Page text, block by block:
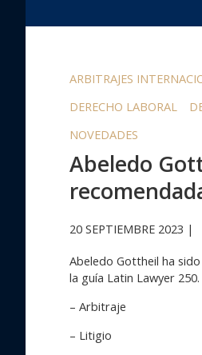
ARBITRAJES
DERECHO LABORAL
NOVEDADES
Abeledo
20 SEPTIEMBRE 2023 |
Abeledo Gottheil ha
la guía Latin Lawyer
– Arbitraje
– Litigio